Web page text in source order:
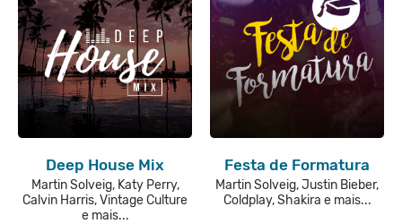
Deep House Mix
Martin Solveig, Katy Perry,
Calvin Harris, Vintage Culture
e mais...
Festa de Formatura
Martin Solveig, Justin Bieber,
Coldplay, Shakira e mais...